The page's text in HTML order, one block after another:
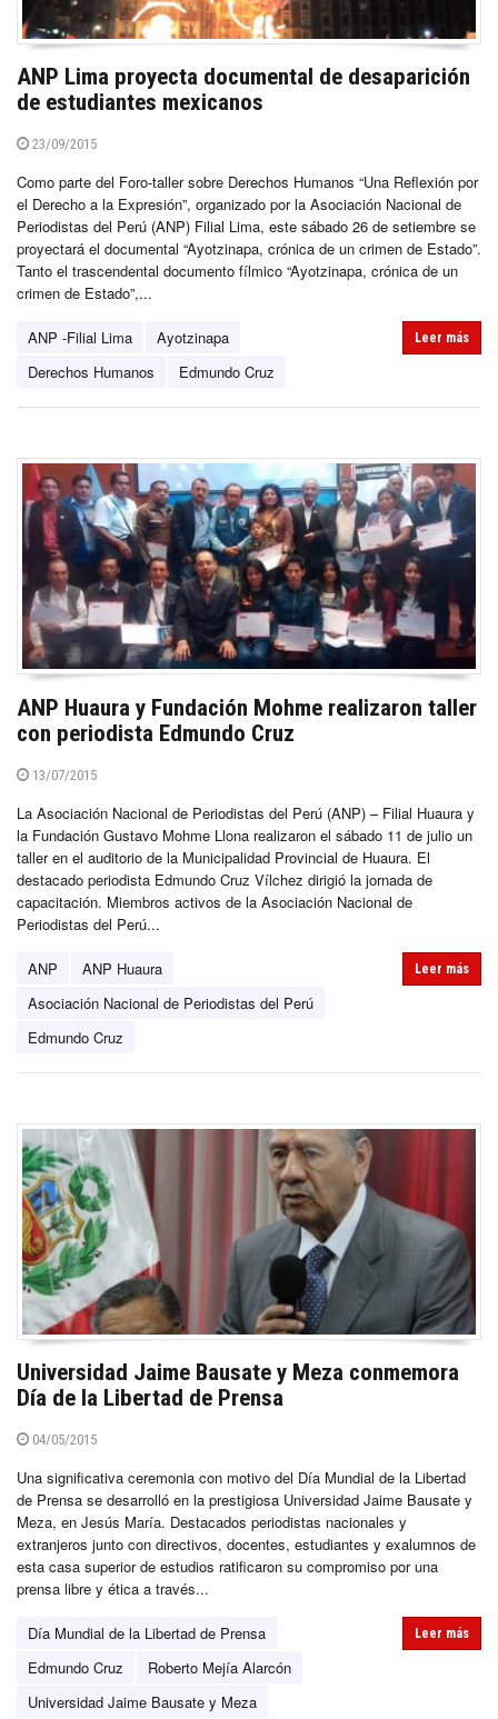
ANP Lima proyecta documental de desaparición
de estudiantes mexicanos
23/09/2015
Como parte del Foro-taller sobre Derechos Humanos “Una Reflexión por
el Derecho a la Expresión”, organizado por la Asociación Nacional de
Periodistas del Perú (ANP) Filial Lima, este sábado 26 de setiembre se
proyectará el documental “Ayotzinapa, crónica de un crimen de Estado”.
Tanto el trascendental documento fílmico “Ayotzinapa, crónica de un
crimen de Estado”,...
ANP -Filial Lima
Ayotzinapa
Derechos Humanos
Edmundo Cruz
Leer más
ANP Huaura y Fundación Mohme realizaron taller
con periodista Edmundo Cruz
13/07/2015
La Asociación Nacional de Periodistas del Perú (ANP) – Filial Huaura y
la Fundación Gustavo Mohme Llona realizaron el sábado 11 de julio un
taller en el auditorio de la Municipalidad Provincial de Huaura. El
destacado periodista Edmundo Cruz Vílchez dirigió la jornada de
capacitación. Miembros activos de la Asociación Nacional de
Periodistas del Perú...
ANP
ANP Huaura
Asociación Nacional de Periodistas del Perú
Edmundo Cruz
Leer más
Universidad Jaime Bausate y Meza conmemora
Día de la Libertad de Prensa
04/05/2015
Una significativa ceremonia con motivo del Día Mundial de la Libertad
de Prensa se desarrolló en la prestigiosa Universidad Jaime Bausate y
Meza, en Jesús María. Destacados periodistas nacionales y
extranjeros junto con directivos, docentes, estudiantes y exalumnos de
esta casa superior de estudios ratificaron su compromiso por una
prensa libre y ética a través...
Día Mundial de la Libertad de Prensa
Edmundo Cruz
Roberto Mejía Alarcón
Universidad Jaime Bausate y Meza
Leer más